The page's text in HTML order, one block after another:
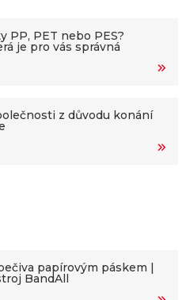
PP, PET nebo PES?
je pro vás správná
z důvodu konání
papírovým páskem |
BandAll